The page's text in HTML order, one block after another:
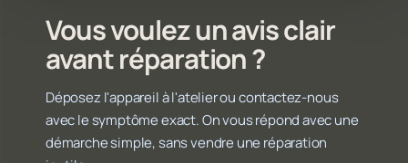
Vous voulez un avis clair
avant réparation ?
Déposez l'appareil à l'atelier ou contactez-nous
avec le symptôme exact. On vous répond avec une
démarche simple, sans vendre une réparation